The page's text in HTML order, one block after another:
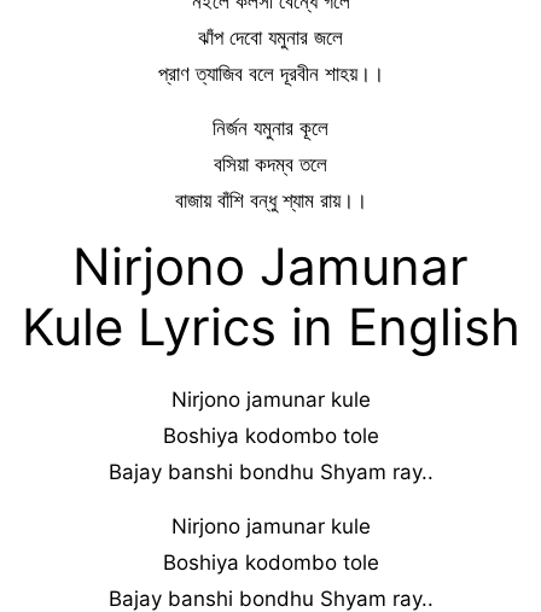
ঝাঁপ দেবো যমুনার জলে
প্রাণ ত্যাজিব বলে দূরবীন শাহয়।।
নির্জন যমুনার কূলে
বসিয়া কদম্ব তলে
বাজায় বাঁশি বন্ধু শ্যাম রায়।।
Nirjono Jamunar
Kule Lyrics in English
Nirjono jamunar kule
Boshiya kodombo tole
Bajay banshi bondhu Shyam ray..
Nirjono jamunar kule
Boshiya kodombo tole
Bajay banshi bondhu Shyam ray..